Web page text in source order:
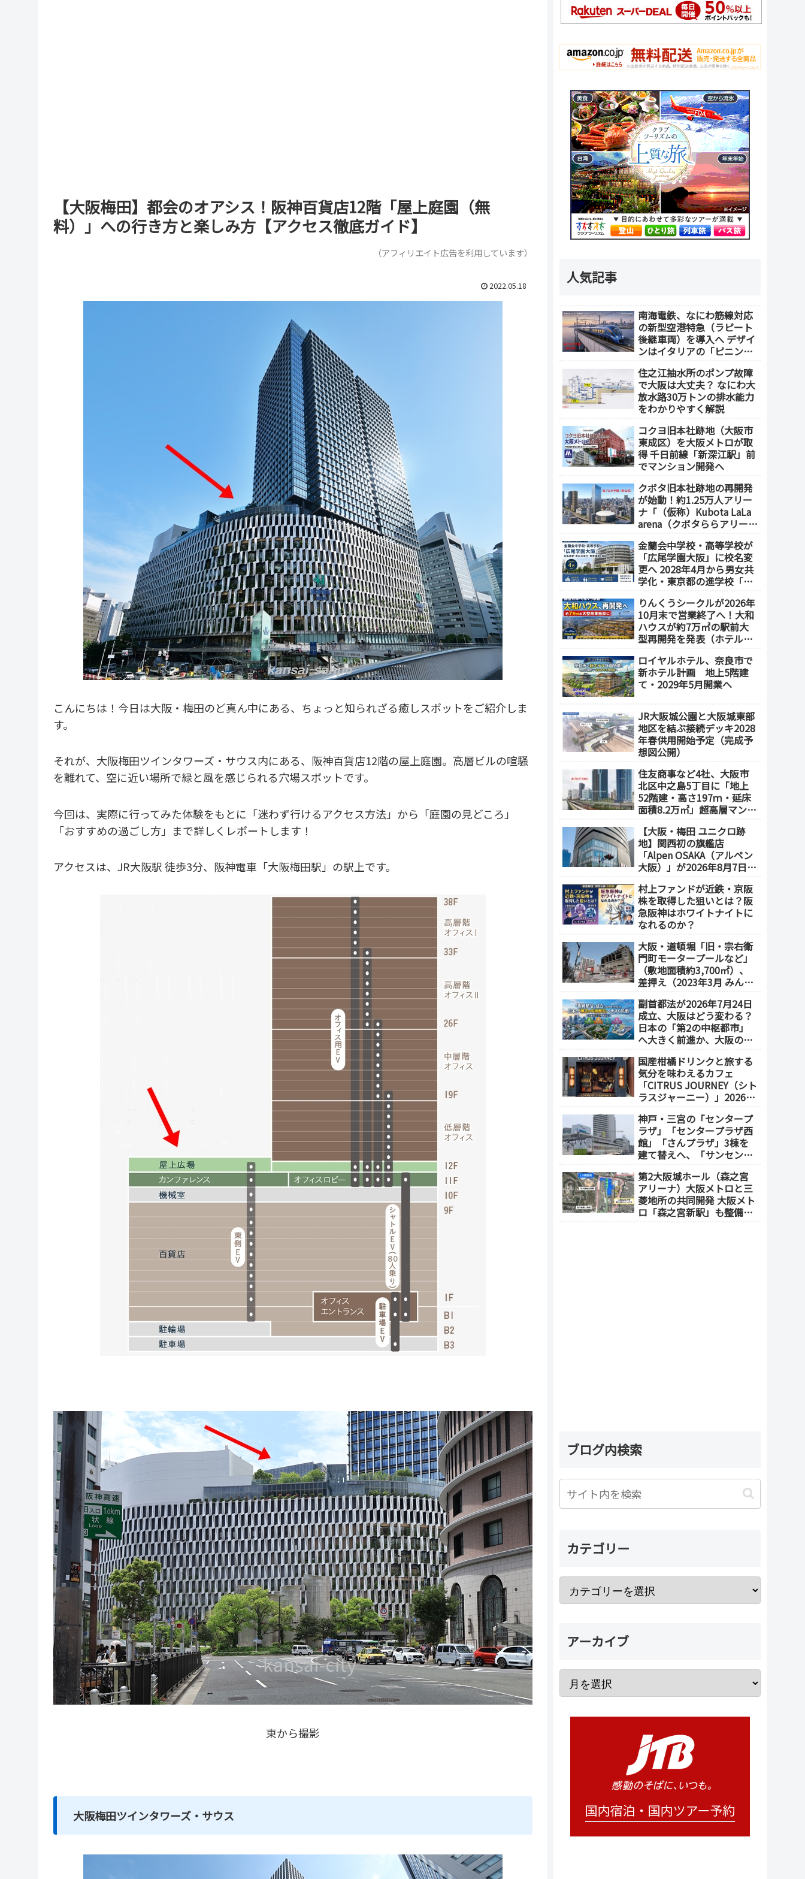
【大阪梅田】都会のオアシス！阪神百貨店12階「屋上庭園（無
料）」への行き方と楽しみ方【アクセス徹底ガイド】
（アフィリエイト広告を利用しています）
2022.05.18
こんにちは！今日は大阪・梅田のど真ん中にある、ちょっと知られざる癒しスポットをご紹介しま
す。
それが、大阪梅田ツインタワーズ・サウス内にある、阪神百貨店12階の屋上庭園。高層ビルの喧騒
を離れて、空に近い場所で緑と風を感じられる穴場スポットです。
今回は、実際に行ってみた体験をもとに「迷わず行けるアクセス方法」から「庭園の見どころ」
「おすすめの過ごし方」まで詳しくレポートします！
アクセスは、JR大阪駅 徒歩3分、阪神電車「大阪梅田駅」の駅上です。
東から撮影
大阪梅田ツインタワーズ・サウス
人気記事
南海電鉄、なにわ筋線対応
の新型空港特急（ラピート
後継車両）を導入へ デザイ
ンはイタリアの「ピニンフ
住之江抽水所のポンプ故障
で大阪は大丈夫？ なにわ大
放水路30万トンの排水能力
をわかりやすく解説
コクヨ旧本社跡地（大阪市
東成区）を大阪メトロが取
得 千日前線「新深江駅」前
でマンション開発へ
クボタ旧本社跡地の再開発
が始動！約1.25万人アリー
ナ「（仮称）Kubota LaLa
arena（クボタららアリー
業施設も開発へ【2032年以
降開業】
金蘭会中学校・高等学校が
「広尾学園大阪」に校名変
更へ 2028年4月から男女共
学化・東京都の進学校「広
りんくうシークルが2026年
10月末で営業終了へ！大和
ハウスが約7万㎡の駅前大
型再開発を発表（ホテル開
ロイヤルホテル、奈良市で
新ホテル計画 地上5階建
て・2029年5月開業へ
JR大阪城公園と大阪城東部
地区を結ぶ接続デッキ2028
年春供用開始予定（完成予
想図公開）
住友商事など4社、大阪市
北区中之島5丁目に「地上
52階建・高さ197ｍ・延床
面積8.2万㎡」超高層マンシ
竣工
【大阪・梅田 ユニクロ跡
地】関西初の旗艦店
「Alpen OSAKA（アルペン
大阪）」が2026年8月7日オ
の体験型スポーツ専門店が
誕生
村上ファンドが近鉄・京阪
株を取得した狙いとは？阪
急阪神はホワイトナイトに
なれるのか？
大阪・道頓堀「旧・宗右衛
門町モータープールなど」
（敷地面積約3,700㎡）、
差押え（2023年3月 みんな
得）
副首都法が2026年7月24日
成立、大阪はどう変わる？
日本の「第2の中枢都市」
へ大きく前進か、大阪の5
国産柑橘ドリンクと旅する
気分を味わえるカフェ
「CITRUS JOURNEY（シト
ラスジャーニー）」2026年
メトロ「本町駅」徒歩1
分）
神戸・三宮の「センタープ
ラザ」「センタープラザ西
館」「さんプラザ」3棟を
建て替えへ、「サンセンタ
会」が2026年7月発足
第2大阪城ホール（森之宮
アリーナ）大阪メトロと三
菱地所の共同開発 大阪メト
ロ「森之宮新駅」も整備へ
ブログ内検索
カテゴリー
アーカイブ